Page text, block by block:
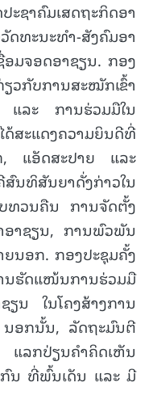
ຊາຄົມເສດຖະກິດອາ
ທະນະທໍາ-ສັງຄົມອາ
ມຈອດອາຊຽນ. ກອງ
ວກັບການສະໝັກເຂົ້າ
ແລະ ການຮ່ວມມືໃນ
ສະແດງຄວາມຍິນດີທີ່
, ແອັດສະປາຍ ແລະ
ສົນທິສັນຍາດັ່ງກ່າວໃນ
ທວນຄືນ ການຈັດຕັ້ງ
າຊຽນ, ການພົວພັນ
ນອກ. ກອງປະຊຸມຄັ້ງ
ນຮັດແໜ້ນການຮ່ວມມື
ຽນ ໃນໂຄງສ້າງການ
ອກນັ້ນ, ລັດຖະມົນຕີ
ແລກປ່ຽນຄໍາຄິດເຫັນ
ນ ທີ່ພົ້ນເດັນ ແລະ ມີ